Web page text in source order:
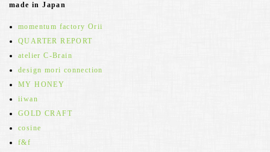
made in Japan
momentum factory Orii
QUARTER REPORT
atelier C-Brain
design mori connection
MY HONEY
iiwan
GOLD CRAFT
cosine
f&f